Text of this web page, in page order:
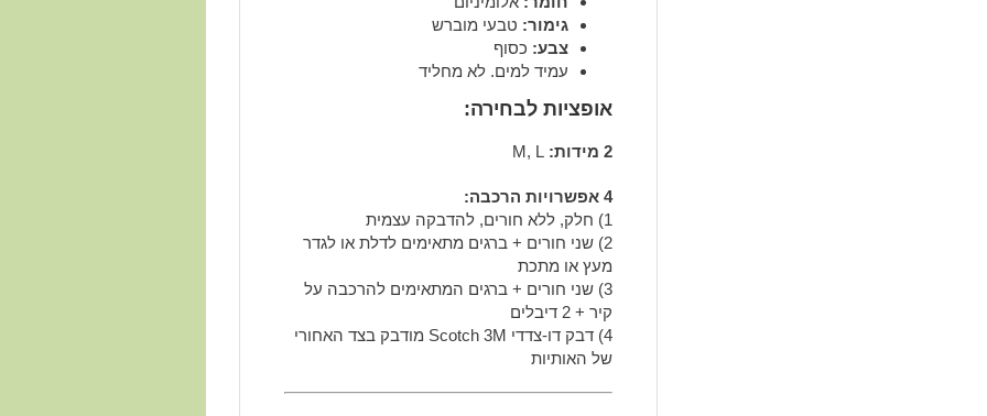
גימור: טבעי מוברש
צבע: כסוף
עמיד למים. לא מחליד
אופציות לבחירה:
2 מידות:
4 אפשרויות הרכבה:
1) חלק, ללא חורים, להדבקה עצמית
2) שני חורים + ברגים מתאימים לדלת או לגדר
מעץ או מתכת
3) שני חורים + ברגים המתאימים להרכבה על
קיר + 2 דיבלים
4) דבק דו-צדדי Scotch 3M מודבק בצד האחורי
של האותיות